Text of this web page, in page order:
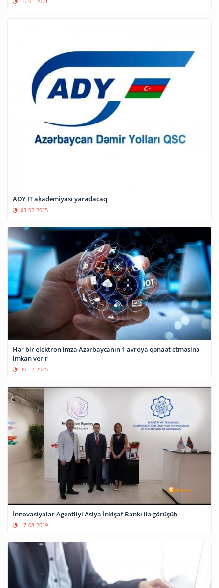
ADY İT akademiyası yaradacaq
03-02-2025
Hər bir elektron imza Azərbaycanın 1 avroya qənaət etməsinə
imkan verir
30-12-2025
İnnovasiyalar Agentliyi Asiya İnkişaf Bankı ilə görüşüb
17-08-2019